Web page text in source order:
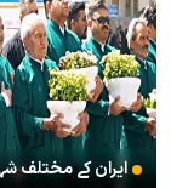
(( آقای شہید ایران
آگئی
شہید رہبر(رح) ایک
شخصیت تھے؛ استاد
رہبرشہید کے وداع
ایران کے مختلف